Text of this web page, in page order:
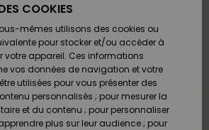
Tongs
Tongs
COOKIES
mêmes utilisons des cookies ou
pour stocker et/ou accéder à
votre appareil. Ces informations
vos données de navigation et votre
utilisées pour vous présenter des
personnalisés ; pour mesurer la
et du contenu ; pour personnaliser
plus sur leur audience ; pour